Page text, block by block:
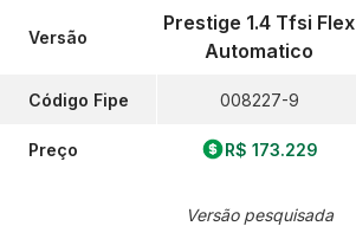
Versão
Código Fipe
Preço
Prestige 1.4 Tfsi Flex
Automatico
008227-9
R$ 173.229
Versão pesquisada